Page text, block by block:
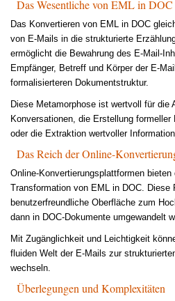
Das Wesentliche von EML in DOC
Das Konvertieren von EML in DOC
von E-Mails in die strukturierte
ermöglicht die Bewahrung des E-Mail-
Empfänger, Betreff und Körper der E-
formalisierteren Dokumentstruktur.
Diese Metamorphose ist wertvoll für die
Konversationen, die Erstellung
oder die Extraktion wertvoller
Das Reich der Online-
Online-Konvertierungsplattformen
Transformation von EML in DOC. Diese
benutzerfreundliche Oberfläche zum
dann in DOC-Dokumente umgewandelt
Mit Zugänglichkeit und Leichtigkeit
fluiden Welt der E-Mails zur
wechseln.
Überlegungen und Komplexitäten